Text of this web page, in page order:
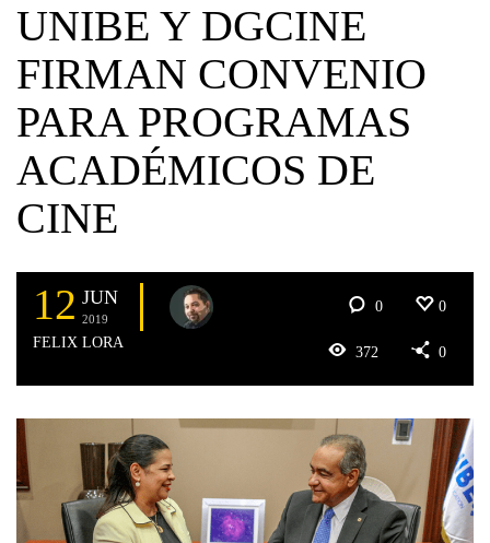
UNIBE Y DGCINE
FIRMAN CONVENIO
PARA PROGRAMAS
ACADÉMICOS DE
CINE
12 JUN
2019
FELIX LORA
0 0
372 0